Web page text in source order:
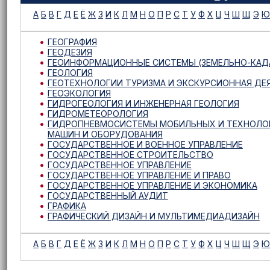
А Б В Г Д Е Ё Ж З И К Л М Н О П Р С Т У Ф Х Ц Ч Ш Щ Э Ю
ГЕОГРАФИЯ
ГЕОДЕЗИЯ
ГЕОИНФОРМАЦИОННЫЕ СИСТЕМЫ (ЗЕМЕЛЬНО-
ГЕОЛОГИЯ
ГЕОТЕХНОЛОГИИ ТУРИЗМА И ЭКСКУРСИОННАЯ
ГЕОЭКОЛОГИЯ
ГИДРОГЕОЛОГИЯ И ИНЖЕНЕРНАЯ ГЕОЛОГИЯ
ГИДРОМЕТЕОРОЛОГИЯ
ГИДРОПНЕВМОСИСТЕМЫ МОБИЛЬНЫХ И
МАШИН И ОБОРУДОВАНИЯ
ГОСУДАРСТВЕННОЕ И ВОЕННОЕ УПРАВЛЕНИЕ
ГОСУДАРСТВЕННОЕ СТРОИТЕЛЬСТВО
ГОСУДАРСТВЕННОЕ УПРАВЛЕНИЕ
ГОСУДАРСТВЕННОЕ УПРАВЛЕНИЕ И ПРАВО
ГОСУДАРСТВЕННОЕ УПРАВЛЕНИЕ И ЭКОНОМИКА
ГОСУДАРСТВЕННЫЙ АУДИТ
ГРАФИКА
ГРАФИЧЕСКИЙ ДИЗАЙН И МУЛЬТИМЕДИАДИЗАЙН
А Б В Г Д Е Ё Ж З И К Л М Н О П Р С Т У Ф Х Ц Ч Ш Щ Э Ю